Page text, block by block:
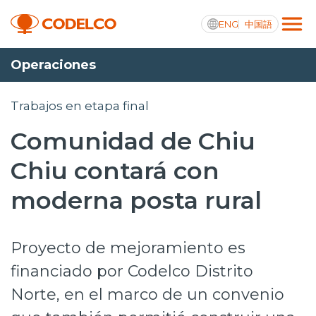
ENG 中国語
Transparencia activa
Sustentabilidad
Innovación
Inversionistas
Operaciones
Trabajos en etapa final
Comunidad de Chiu
Chiu contará con
moderna posta rural
Proyecto de mejoramiento es
financiado por Codelco Distrito
Norte, en el marco de un convenio